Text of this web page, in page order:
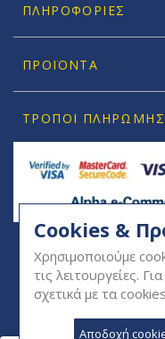
ΠΛΗΡΟΦΟΡΊΕΣ
ΠΡΟΪΟΝΤΑ
ΤΡΌΠΟΙ ΠΛΗΡΩΜΉΣ
SOCIAL
Cookies &
Χρησιμοποιούμε
τις λειτουργείες.
σχετικά με τα
Αποδοχή